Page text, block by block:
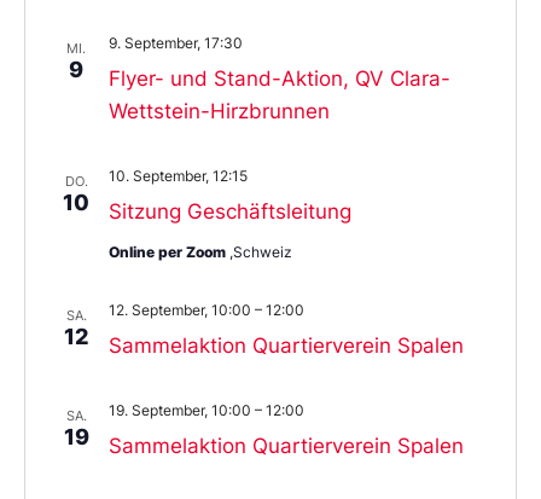
MI.
9
Flyer- und Stand-Aktion, QV Clara-
Wettstein-Hirzbrunnen
9. September, 17:30
DO.
10 Sitzung Geschäftsleitung
10. September, 12:15
Online per Zoom ,Schweiz
SA.
12 Sammelaktion Quartierverein Spalen
12. September, 10:00 – 12:00
SA.
19 Sammelaktion Quartierverein Spalen
19. September, 10:00 – 12:00